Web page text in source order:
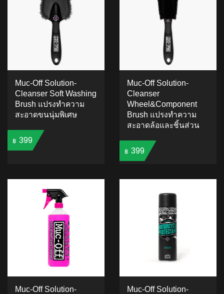
Muc-Off Solution-
Cleanser Soft Washing
Brush แปรงทำความ
สะอาดขนนุ่มพิเศษ
฿ 399
Muc-Off Solution-
Cleanser
Wheel&Component
Brush แปรงทำความ
สะอาดล้อและชิ้นส่วน
฿ 399
Muc-Off Solution-
Muc-Off Solution-